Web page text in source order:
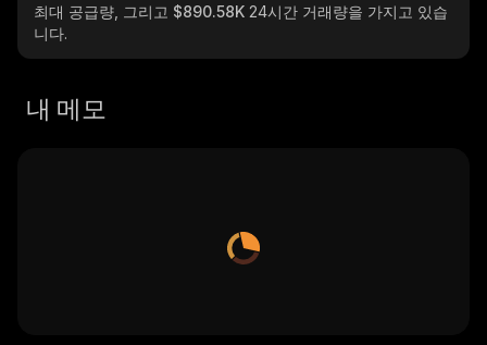
최대 공급량, 그리고 $890.58K 24시간 거래량을 가지고 있습
니다.
내 메모